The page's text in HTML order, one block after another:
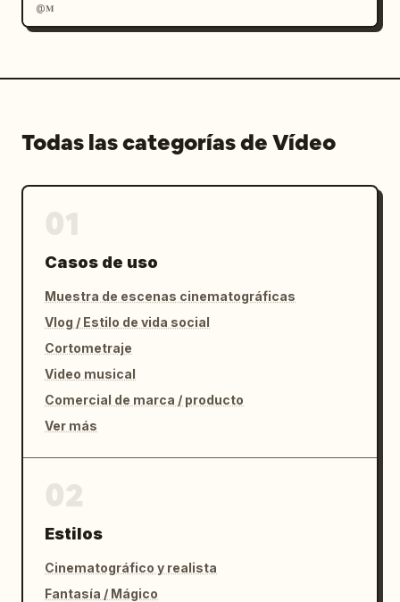
@𝐌
Todas las categorías de Vídeo
Casos de uso
Muestra de escenas cinematográficas
Vlog / Estilo de vida social
Cortometraje
Video musical
Comercial de marca / producto
Ver más
Estilos
Cinematográfico y realista
Fantasía / Mágico